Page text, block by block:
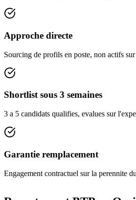
Approche directe
Sourcing de profils en poste, non actifs
Shortlist sous 3 semaines
3 a 5 candidats qualifies, evalues sur
Garantie remplacement
Engagement contractuel sur la perennite